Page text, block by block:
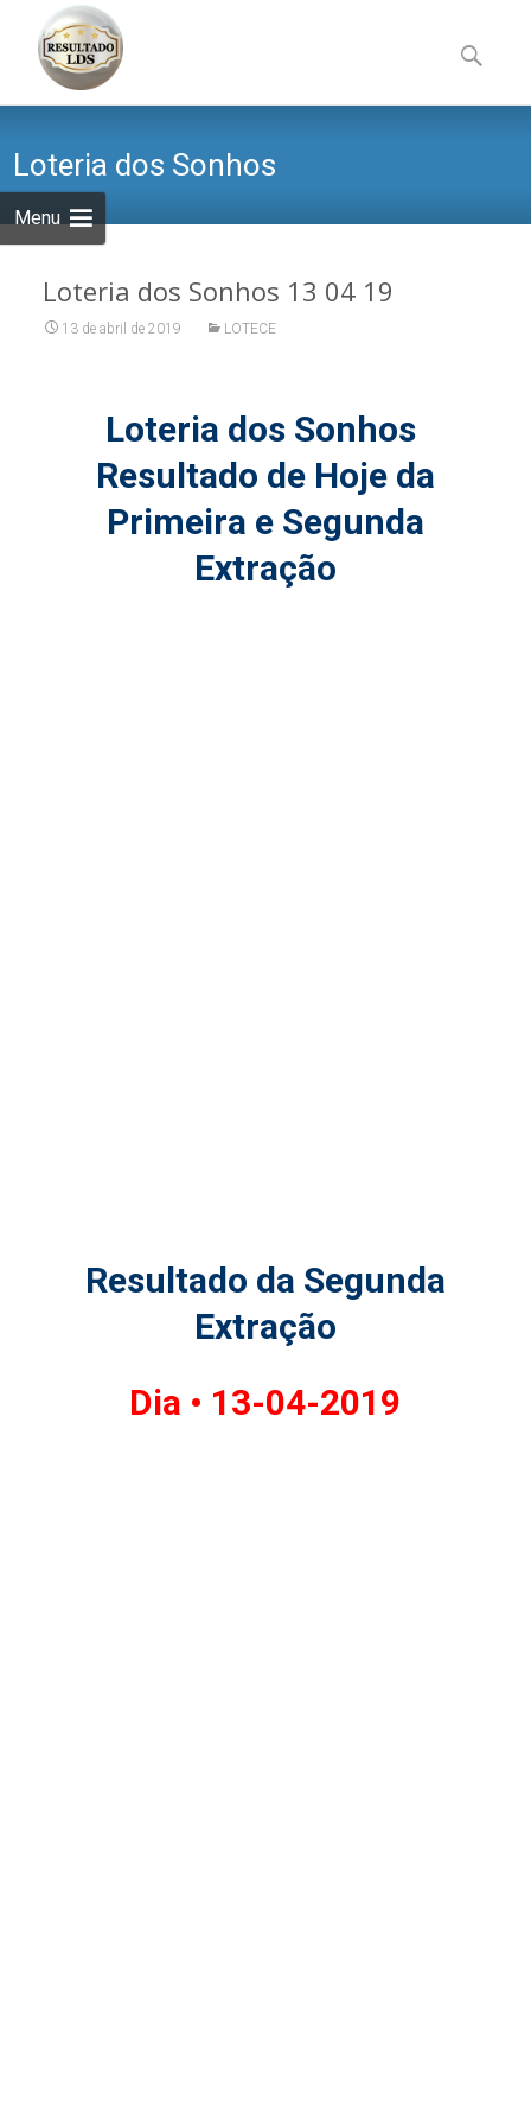
Menu
to
content
por:
Loteria dos Sonhos
Loteria dos Sonhos 13 04 19
13 de abril de 2019 LOTECE
Loteria dos Sonhos
Resultado de Hoje da
Primeira e Segunda
Extração
Resultado da Segunda
Extração
Dia • 13-04-2019